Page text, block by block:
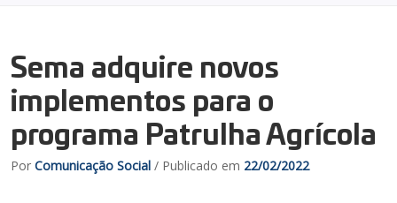
Sema adquire novos
implementos para o
programa Patrulha Agrícola
Por Comunicação Social / Publicado em 22/02/2022